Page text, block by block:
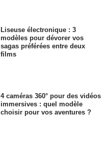
Liseuse électronique : 3
modèles pour dévorer vos
sagas préférées entre deux
films
4 caméras 360° pour des vidéos
immersives : quel modèle
choisir pour vos aventures ?